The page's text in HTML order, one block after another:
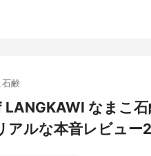
石鹸
なまこ石
アルな本音レビュー